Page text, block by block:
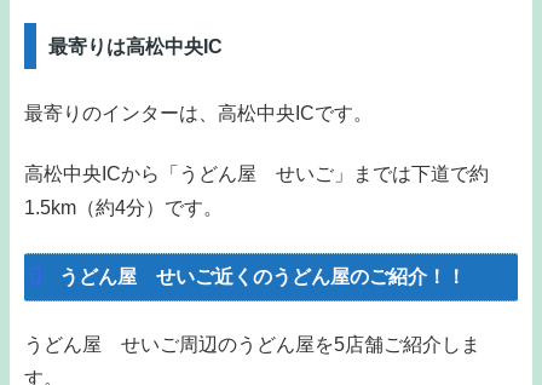
最寄りは高松中央IC
最寄りのインターは、高松中央ICです。
高松中央ICから「うどん屋 せいご」までは下道で約
1.5km（約4分）です。
うどん屋 せいご近くのうどん屋のご紹介！！
うどん屋 せいご周辺のうどん屋を5店舗ご紹介しま
す。